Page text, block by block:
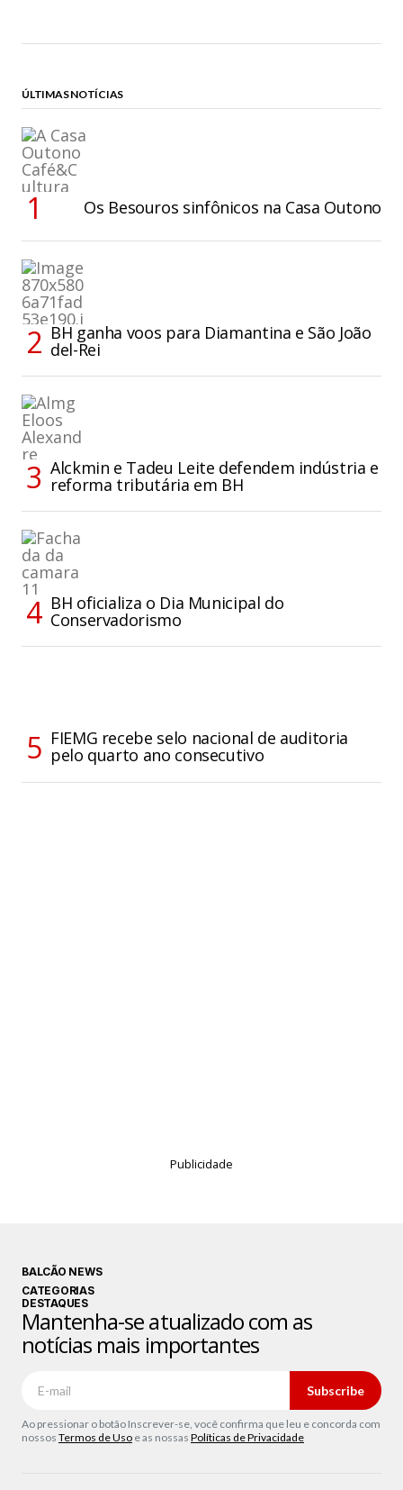
ÚLTIMAS NOTÍCIAS
Os Besouros sinfônicos na Casa Outono
BH ganha voos para Diamantina e São João
del-Rei
Alckmin e Tadeu Leite defendem indústria e
reforma tributária em BH
BH oficializa o Dia Municipal do
Conservadorismo
FIEMG recebe selo nacional de auditoria
pelo quarto ano consecutivo
Publicidade
BALCÃO NEWS
CATEGORIAS
DESTAQUES
Mantenha-se atualizado com as
notícias mais importantes
Subscribe
Ao pressionar o botão Inscrever-se, você confirma que leu e concorda com
nossos Termos de Uso e as nossas Políticas de Privacidade